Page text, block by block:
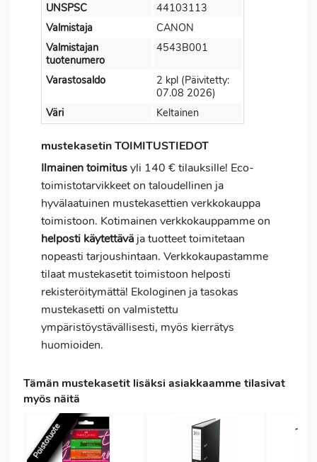
UNSPSC
44103113
Valmistaja
CANON
Valmistajan
tuotenumero
4543B001
Varastosaldo
2 kpl (Päivitetty:
07.08 2026)
Väri
Keltainen
mustekasetin TOIMITUSTIEDOT
Ilmainen toimitusyli 140 € tilauksille! Eco-
toimistotarvikkeet on taloudellinen ja
hyvälaatuinen mustekasettien verkkokauppa
toimistoon. Kotimainen verkkokauppamme on
helposti käytettävä ja tuotteet toimitetaan
nopeasti tarjoushintaan. Verkkokaupastamme
tilaat mustekasetit toimistoon helposti
rekisteröitymättä! Ekologinen ja tasokas
mustekasetti on valmistettu
ympäristöystävällisesti, myös kierrätys
huomioiden.
Tämän mustekasetit lisäksi asiakkaamme tilasivat
myös näitä
Poistotuote